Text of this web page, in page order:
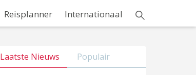
Reisplanner Internationaal
Laatste Nieuws Populair